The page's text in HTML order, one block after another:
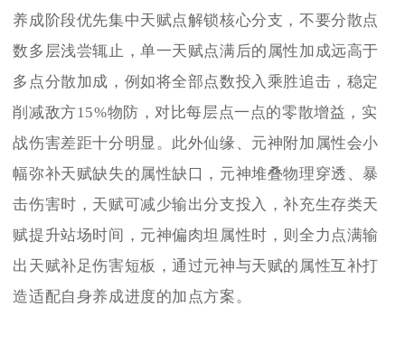
养成阶段优先集中天赋点解锁核心分支，不要分散点
数多层浅尝辄止，单一天赋点满后的属性加成远高于
多点分散加成，例如将全部点数投入乘胜追击，稳定
削减敌方15%物防，对比每层点一点的零散增益，实
战伤害差距十分明显。此外仙缘、元神附加属性会小
幅弥补天赋缺失的属性缺口，元神堆叠物理穿透、暴
击伤害时，天赋可减少输出分支投入，补充生存类天
赋提升站场时间，元神偏肉坦属性时，则全力点满输
出天赋补足伤害短板，通过元神与天赋的属性互补打
造适配自身养成进度的加点方案。